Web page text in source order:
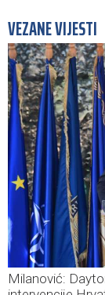
VEZANE VIJESTI
Milanović: